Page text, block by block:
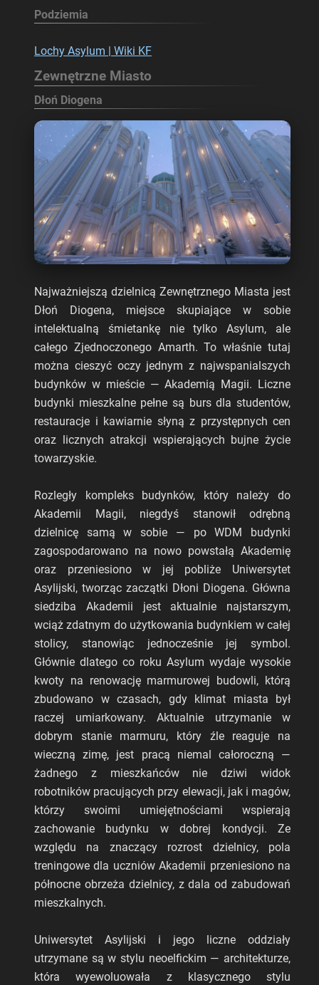
Podziemia
Lochy Asylum | Wiki KF
Zewnętrzne Miasto
Dłoń Diogena
Najważniejszą dzielnicą Zewnętrznego Miasta jest
Dłoń Diogena, miejsce skupiające w sobie
intelektualną śmietankę nie tylko Asylum, ale
całego Zjednoczonego Amarth. To właśnie tutaj
można cieszyć oczy jednym z najwspanialszych
budynków w mieście — Akademią Magii. Liczne
budynki mieszkalne pełne są burs dla studentów,
restauracje i kawiarnie słyną z przystępnych cen
oraz licznych atrakcji wspierających bujne życie
towarzyskie.
Rozległy kompleks budynków, który należy do
Akademii Magii, niegdyś stanowił odrębną
dzielnicę samą w sobie — po WDM budynki
zagospodarowano na nowo powstałą Akademię
oraz przeniesiono w jej pobliże Uniwersytet
Asylijski, tworząc zaczątki Dłoni Diogena. Główna
siedziba Akademii jest aktualnie najstarszym,
wciąż zdatnym do użytkowania budynkiem w całej
stolicy, stanowiąc jednocześnie jej symbol.
Głównie dlatego co roku Asylum wydaje wysokie
kwoty na renowację marmurowej budowli, którą
zbudowano w czasach, gdy klimat miasta był
raczej umiarkowany. Aktualnie utrzymanie w
dobrym stanie marmuru, który źle reaguje na
wieczną zimę, jest pracą niemal całoroczną —
żadnego z mieszkańców nie dziwi widok
robotników pracujących przy elewacji, jak i magów,
którzy swoimi umiejętnościami wspierają
zachowanie budynku w dobrej kondycji. Ze
względu na znaczący rozrost dzielnicy, pola
treningowe dla uczniów Akademii przeniesiono na
północne obrzeża dzielnicy, z dala od zabudowań
mieszkalnych.
Uniwersytet Asylijski i jego liczne oddziały
utrzymane są w stylu neoelfickim — architekturze,
która wyewoluowała z klasycznego stylu